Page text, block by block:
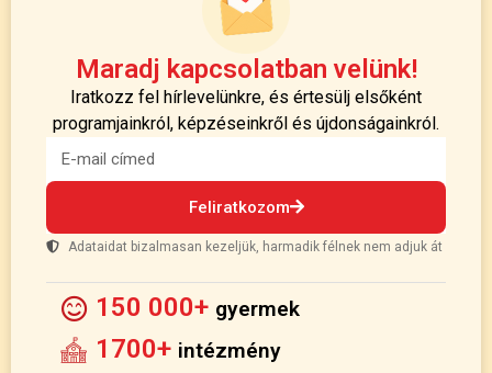
Maradj kapcsolatban velünk!
Iratkozz fel hírlevelünkre, és értesülj elsőként
programjainkról, képzéseinkről és újdonságainkról.
Feliratkozom
Adataidat bizalmasan kezeljük, harmadik félnek nem adjuk át
150 000+ gyermek
1700+ intézmény